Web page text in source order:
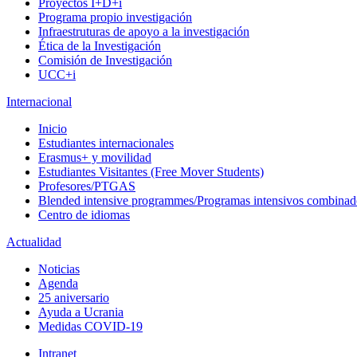
Proyectos I+D+i
Programa propio investigación
Infraestruturas de apoyo a la investigación
Ética de la Investigación
Comisión de Investigación
UCC+i
Internacional
Inicio
Estudiantes internacionales
Erasmus+ y movilidad
Estudiantes Visitantes (Free Mover Students)
Profesores/PTGAS
Blended intensive programmes/Programas intensivos
Centro de idiomas
Actualidad
Noticias
Agenda
25 aniversario
Ayuda a Ucrania
Medidas COVID-19
Intranet